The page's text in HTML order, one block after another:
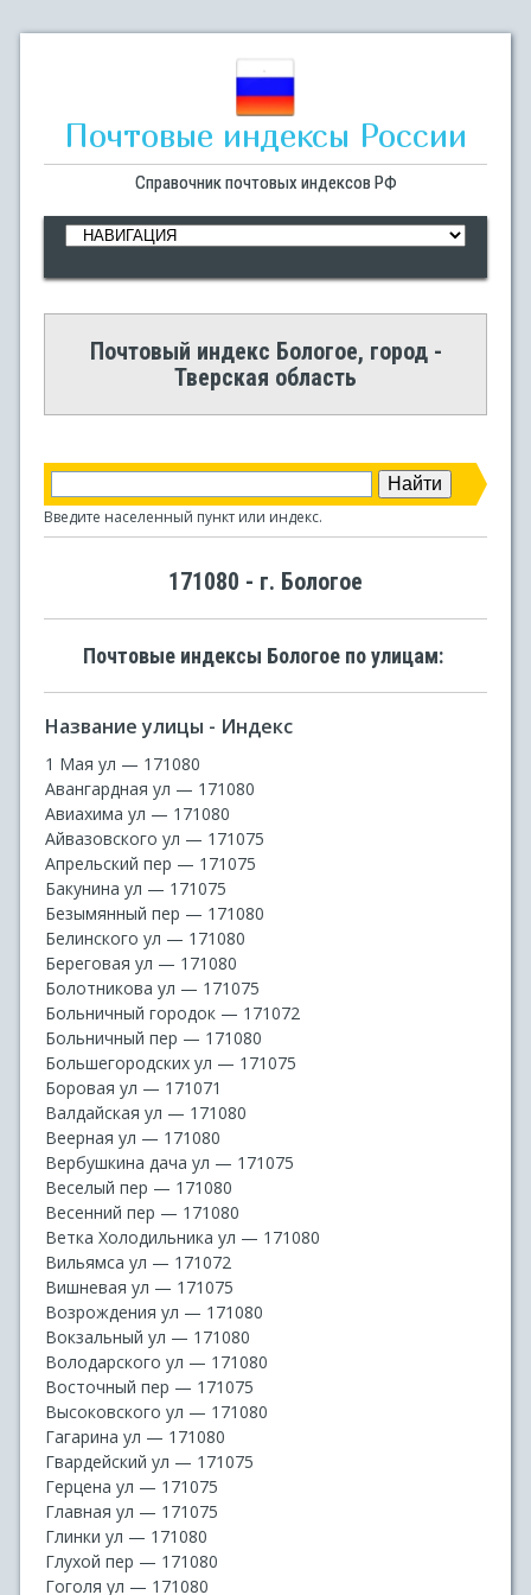
Почтовые индексы России
Справочник почтовых индексов РФ
Почтовый индекс Бологое, город -
Тверская область
Введите населенный пункт или индекс.
171080 - г. Бологое
Почтовые индексы Бологое по улицам:
Название улицы - Индекс
1 Мая ул — 171080
Авангардная ул — 171080
Авиахима ул — 171080
Айвазовского ул — 171075
Апрельский пер — 171075
Бакунина ул — 171075
Безымянный пер — 171080
Белинского ул — 171080
Береговая ул — 171080
Болотникова ул — 171075
Больничный городок — 171072
Больничный пер — 171080
Большегородских ул — 171075
Боровая ул — 171071
Валдайская ул — 171080
Веерная ул — 171080
Вербушкина дача ул — 171075
Веселый пер — 171080
Весенний пер — 171080
Ветка Холодильника ул — 171080
Вильямса ул — 171072
Вишневая ул — 171075
Возрождения ул — 171080
Вокзальный ул — 171080
Володарского ул — 171080
Восточный пер — 171075
Высоковского ул — 171080
Гагарина ул — 171080
Гвардейский ул — 171075
Герцена ул — 171075
Главная ул — 171075
Глинки ул — 171080
Глухой пер — 171080
Гоголя ул — 171080